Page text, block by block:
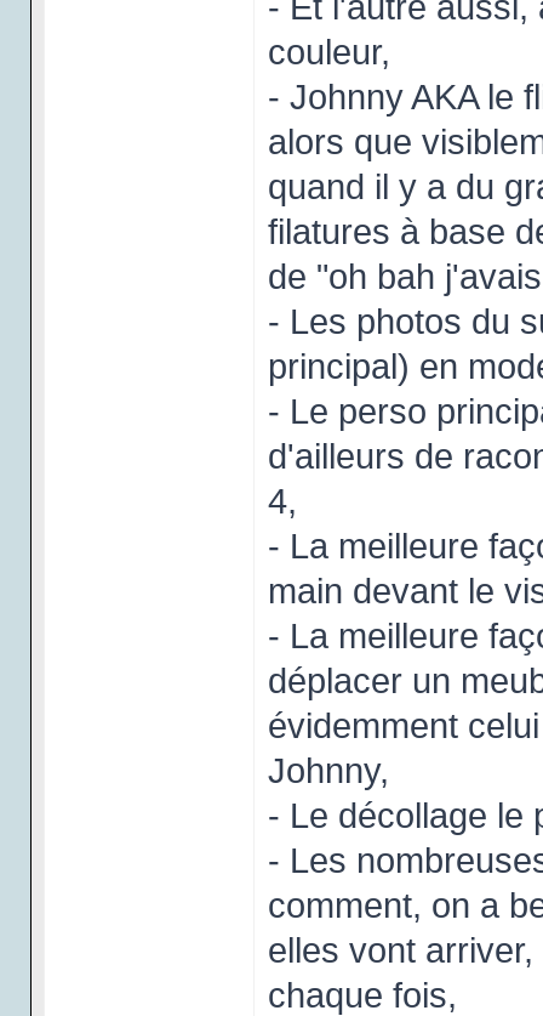
couleur,
- Johnny AKA le
alors que
quand il y a du
filatures à base
de "oh bah
- Les photos du
principal) en
- Le perso
d'ailleurs de
4,
- La meilleure
main devant le
- La meilleure
déplacer un
évidemment
Johnny,
- Le décollage le
- Les
comment, on a
elles vont
chaque fois,